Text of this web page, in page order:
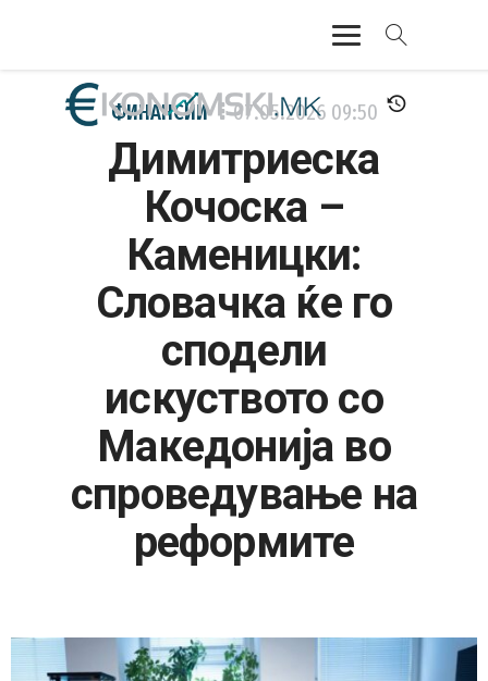
АКТУЕЛНО
ЕКОНОМИЈА
ФИНАНСИИ
БАНКАРСТВО
ЖИВОТ
ФИНАНСИИ 07.05.2026 09:50
Димитриеска
Кочоска –
Каменицки:
Словачка ќе го
сподели
искуството со
Македонија во
спроведување на
реформите